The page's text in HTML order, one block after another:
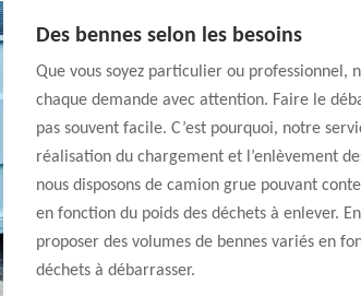
Des bennes selon les besoins
Que vous soyez particulier ou professionnel,
chaque demande avec attention. Faire le
pas souvent facile. C’est pourquoi, notre
réalisation du chargement et l’enlèvement
nous disposons de camion grue pouvant
en fonction du poids des déchets à enlever.
proposer des volumes de bennes variés en
déchets à débarrasser.